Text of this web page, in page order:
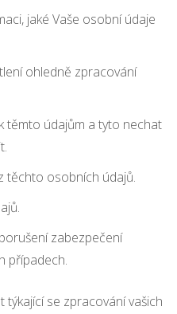
jaké Vaše osobní údaje
ohledně zpracování
těmto údajům a tyto nechat
těchto osobních údajů.
zabezpečení
případech.
se zpracování vašich